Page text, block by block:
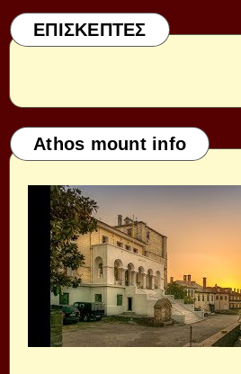
ΕΠΙΣΚΕΠΤΕΣ
Athos mount info